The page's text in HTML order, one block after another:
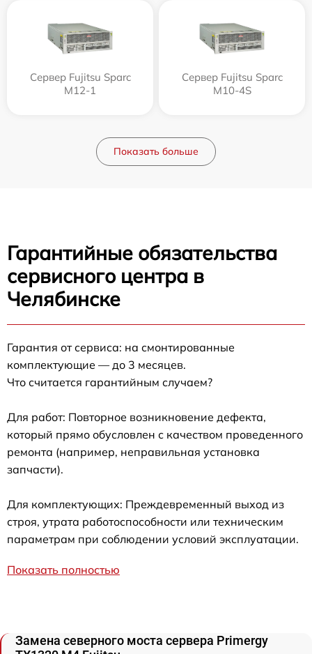
Сервер Fujitsu Sparc
M12-1
Сервер Fujitsu Sparc
M10-4S
Показать больше
Гарантийные обязательства
сервисного центра в
Челябинске
Гарантия от сервиса: на смонтированные
комплектующие — до 3 месяцев.
Что считается гарантийным случаем?
Для работ: Повторное возникновение дефекта,
который прямо обусловлен с качеством проведенного
ремонта (например, неправильная установка
запчасти).
Для комплектующих: Преждевременный выход из
строя, утрата работоспособности или техническим
параметрам при соблюдении условий эксплуатации.
Показать полностью
Замена северного моста сервера Primergy